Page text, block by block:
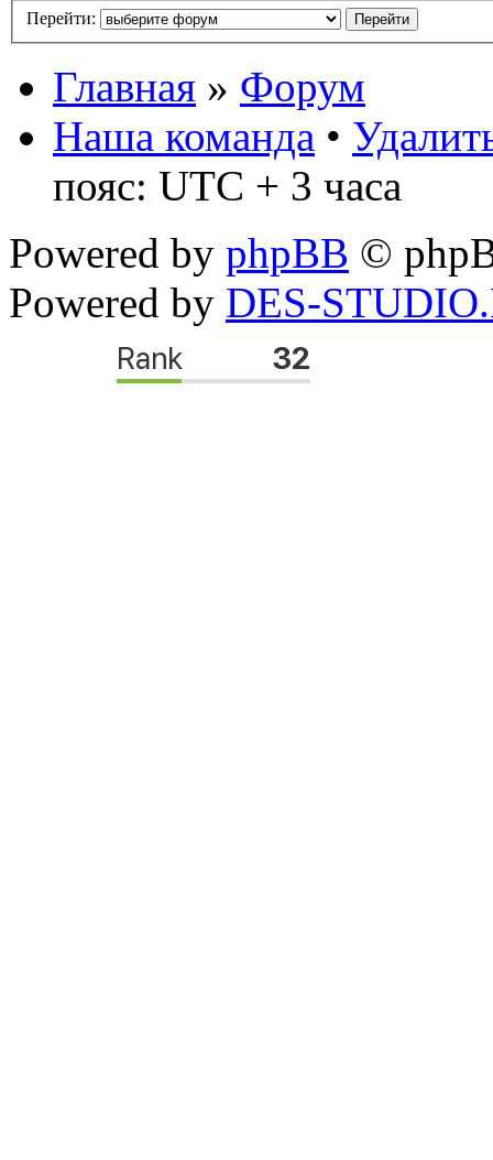
Перейти:
Главная » Форум
Наша команда •
пояс: UTC + 3 часа
Powered by phpBB ©
Powered by DES-